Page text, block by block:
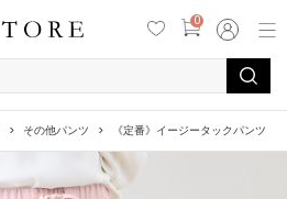
0
その他パンツ 《定番》イージータックパンツ